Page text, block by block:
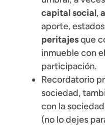
capital social,
aporte,
peritajesque
inmueble con
participación.
Recordatorio
sociedad,
con la
(no lo dejes